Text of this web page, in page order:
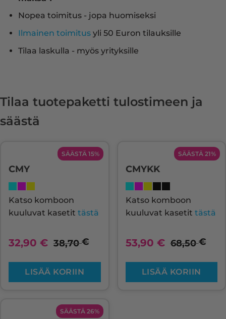
Nopea toimitus - jopa huomiseksi
Ilmainen toimitusyli 50 Euron tilauksille
Tilaa laskulla - myös yrityksille
Tilaa tuotepaketti tulostimeen ja
säästä
SÄÄSTÄ 15%
CMY
Katso komboon
kuuluvat kasetit tästä
32,90 € 38,70€
LISÄÄ KORIIN
SÄÄSTÄ 21%
CMYKK
Katso komboon
kuuluvat kasetit tästä
53,90 € 68,50€
LISÄÄ KORIIN
SÄÄSTÄ 26%